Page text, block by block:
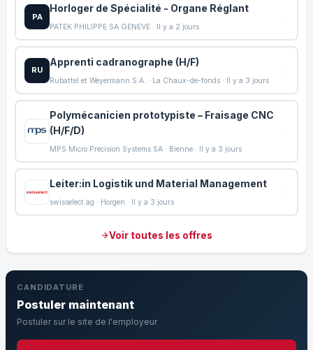
PA
Horloger de Spécialité - Organe Réglant
PATEK PHILIPPE SA GENEVE · Il y a 2 jours
RU
Apprenti cadranographe (H/F)
Rubattel et Weyermann S.A. · La Chaux-de-fonds · Il y a 3 jours
Polymécanicien prototypiste – Fraisage CNC
(H/F/D)
MPS Micro Precision Systems SA · Bienne · Il y a 3 jours
Leiter:in Logistik und Material Management
swisselect ag · Horgen · Il y a 3 jours
Voir toutes les offres
CANDIDATURE
Postuler maintenant
Postuler sur le site de l'employeur